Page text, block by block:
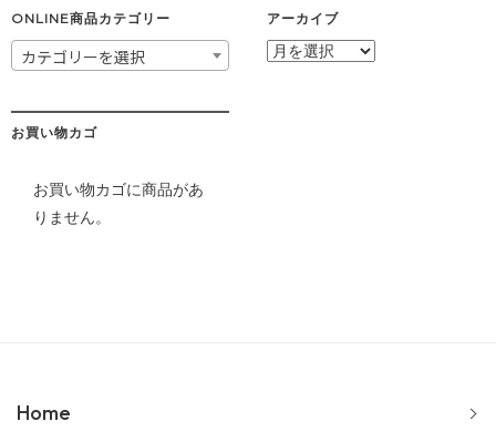
ONLINE商品カテゴリー
カテゴリーを選択
アーカイブ
ア
お買い物カゴ
お買い物カゴに商品があ
りません。
Home